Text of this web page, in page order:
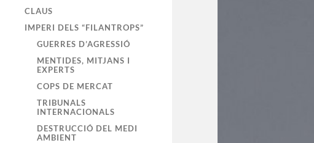
CLAUS
IMPERI DELS “FILANTROPS”
GUERRES D’AGRESSIÓ
MENTIDES, MITJANS I
EXPERTS
COPS DE MERCAT
TRIBUNALS
INTERNACIONALS
DESTRUCCIÓ DEL MEDI
AMBIENT